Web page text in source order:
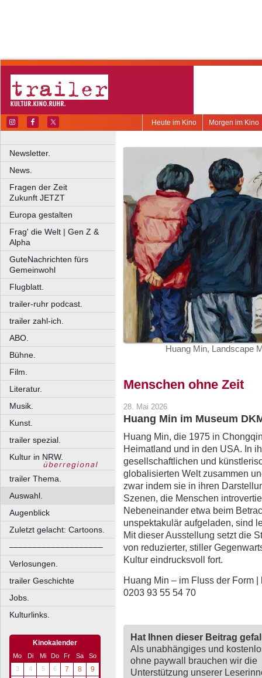
Morgen im Kino
Heute im Kino
Newsletter.
News.
Fragen der Zeit
Zukunft JETZT
Europa gestalten
Frag' die Welt | Gen Z &
Alpha
GuteNachrichten fürs
Gemeinwohl
Flugblatt.
trailer-ruhr podcast.
trailer zahl-ich.
ABO.
Bühne.
Film.
Literatur.
Musik.
Kunst.
trailer spezial.
Kultur in NRW.
trailer Thema.
Auswahl.
Augenblick
Zuletzt gelacht: Cartoons.
––––––––––––––––––––
Verlosungen.
trailer Geschichte
Jobs.
Kulturlinks.
Kinokalender
Mo Di Mi Do Fr Sa
So
3
4 5 6 7 8
9
Huang Min, Landscape
Menschen ohne Zeit
28. Mai 2026
Huang Min im Museum
Huang Min, die 1975 in
Heimatland und in den USA. In
gesellschaftlichen und
globalisierten Welt zusammen
zwar indem sie in ihren
Szenen, die Menschen
Nebeneinander etwa beim
unspektakulär aufgeladen, sind
Mit dieser Ausstellung setzt die
von reduzierter, stiller
Kultur eindrucksvoll fort.
Huang Min – im Fluss der Form
0203 93 55 54 70
Hat Ihnen dieser Beitrag
Als unabhängiges und
ohne paywall brauchen wir die
Unterstützung unserer